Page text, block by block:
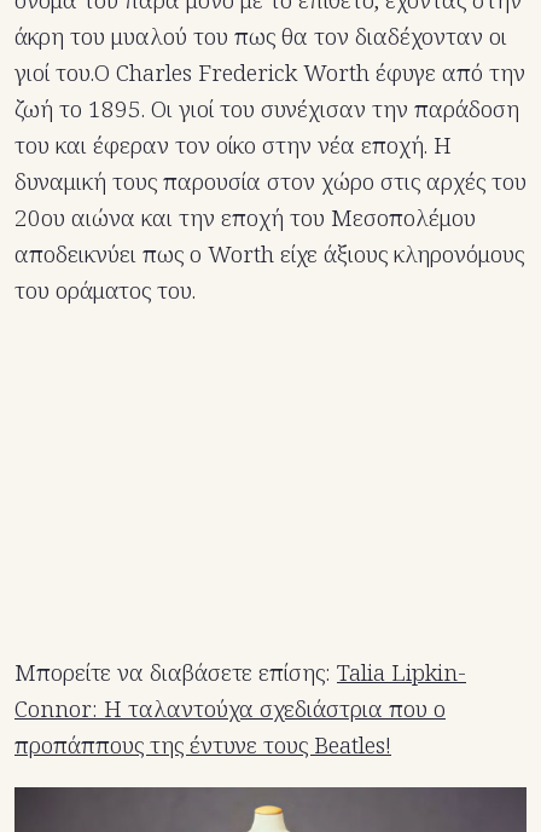
άκρη του μυαλού του πως θα τον διαδέχονταν οι
γιοί του.Ο Charles Frederick Worth έφυγε από την
ζωή το 1895. Οι γιοί του συνέχισαν την παράδοση
του και έφεραν τον οίκο στην νέα εποχή. Η
δυναμική τους παρουσία στον χώρο στις αρχές του
20ου αιώνα και την εποχή του Μεσοπολέμου
αποδεικνύει πως ο Worth είχε άξιους κληρονόμους
του οράματος του.
Μπορείτε να διαβάσετε επίσης: Talia Lipkin-
Connor: Η ταλαντούχα σχεδιάστρια που ο
προπάππους της έντυνε τους Beatles!